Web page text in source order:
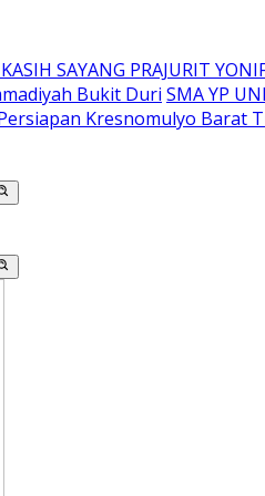
SAYANG PRAJURIT
Bukit Duri SMA YP
Kresnomulyo Barat